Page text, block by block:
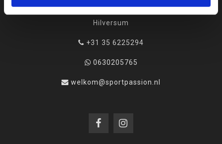
Hilversum
+31 35 6225294
0630205765
welkom@sportpassion.nl